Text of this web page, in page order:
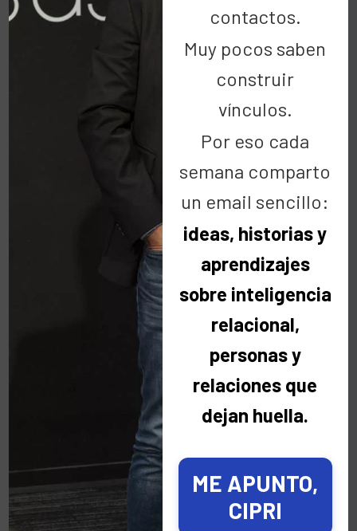
muchísimas gracias por darnos a
Súmate al ‘Yo, también’…ayuda a Vencer
Guillermo de la Cueva Méndez
Director Adjunto
Fundación Vencer el Cáncer
Cipri
15 marzo 2011 at 01:22
Un placer. Gracias a vosotros
Los comentarios están cerrados.
contactos.
Muy pocos saben
construir
vínculos.
Por eso cada
semana comparto
un email sencillo:
ideas, historias y
aprendizajes
sobre inteligencia
relacional,
personas y
relaciones que
dejan huella.
ME APUNTO,
CIPRI